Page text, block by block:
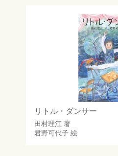
リトル・ダンサー
田村理江 著
君野可代子絵